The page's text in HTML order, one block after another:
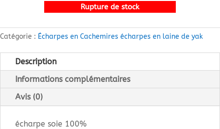
Rupture de stock
Catégorie : Écharpes en Cachemires écharpes en laine de yak
Description
Informations complémentaires
Avis (0)
écharpe soie 100%